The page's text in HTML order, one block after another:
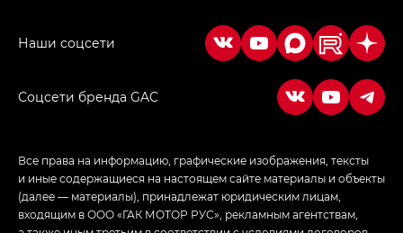
в спортивном стиле — GL(S-Style)
Соцсети бренда GAC
Все права на информацию, графические изображения, тексты
и иные содержащиеся на настоящем сайте материалы и объекты
(далее — материалы), принадлежат юридическим лицам,
входящим в ООО «ГАК МОТОР РУС», рекламным агентствам,